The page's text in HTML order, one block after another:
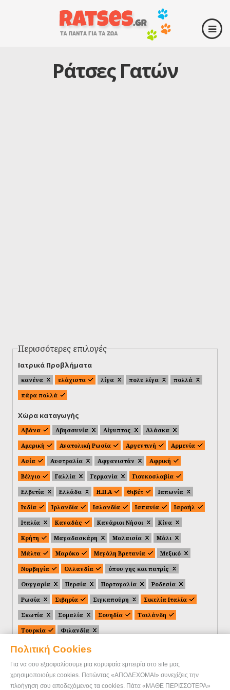
Πολιτική Cookies
Για να σου εξασφαλίσουμε μια κορυφαία εμπειρία στο site μας
χρησιμοποιούμε cookies. Πατώντας «ΑΠΟΔΕΧΟΜΑΙ» συνεχίζεις την
πλοήγηση σου αποδεχόμενος τα cookies. Πάτα «ΜΑΘΕ ΠΕΡΙΣΣΟΤΕΡΑ»
Ράτσες Γατών
Περισσότερες επιλογές
Ιατρικά Προβλήματα
κανένα ελάχιστα λίγα πολυ λίγα
πολλά
πάρα πολλά
Χώρα καταγωγής
Αβάνα Αβησσυνία Αίγυπτος
Αλάσκα
Αμερική
Ανατολική Ρωσία Αργεντινή
Αρμενία
Ασία
Αυστραλία Αφγανιστάν
Αφρική
Βέλγιο
Γαλλία Γερμανία
Γιουκοσλαβία
Ελβετία
Ελλάδα Η.Π.Α Θιβέτ
Ιαπωνία
Ινδία
Ιρλανδία Ισλανδία Ισπανία
Ισραήλ
Ιταλία
Καναδάς Κανάριοι Νήσοι
Κίνα
Κρήτη
Μαγαδασκάρη Μαλαισία
Μάλι
Μάλτα
Μαρόκο Μεγάλη Βρετανία
Μεξικό
Νορβηγία
Ολλανδία
όπου γης και πατρίς
Ουγγαρία
Περσία Πορτογαλία
Ροδεσία
Ρωσία
Σιβηρία Σιγκαπούρη
Σικελία Ιταλία
Σκωτία
Σομαλία Σουηδία
Ταιλάνδη
Τουρκία
Φιλανδία